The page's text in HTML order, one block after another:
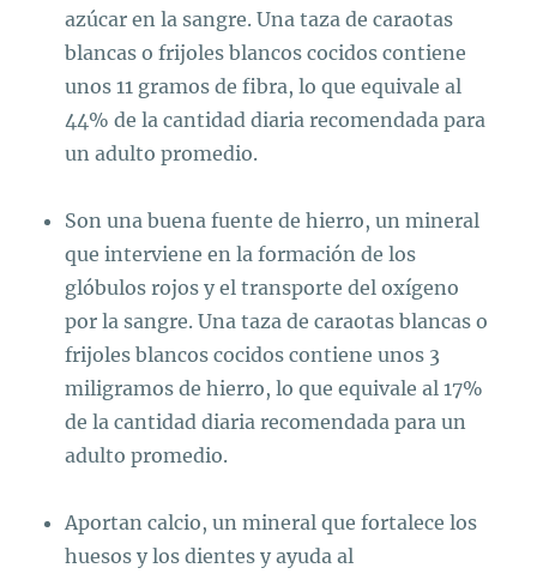
azúcar en la sangre. Una taza de caraotas
blancas o frijoles blancos cocidos contiene
unos 11 gramos de fibra, lo que equivale al
44% de la cantidad diaria recomendada para
un adulto promedio.
Son una buena fuente de hierro, un mineral
que interviene en la formación de los
glóbulos rojos y el transporte del oxígeno
por la sangre. Una taza de caraotas blancas o
frijoles blancos cocidos contiene unos 3
miligramos de hierro, lo que equivale al 17%
de la cantidad diaria recomendada para un
adulto promedio.
Aportan calcio, un mineral que fortalece los
huesos y los dientes y ayuda al